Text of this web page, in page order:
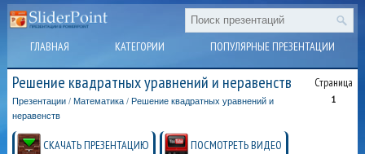
ГЛАВНАЯ КАТЕГОРИИ ПОПУЛЯРНЫЕ ПРЕЗЕНТАЦИИ
Решение квадратных уравнений и неравенств Страница
1
Презентации / Математика / Решение квадратных уравнений и
неравенств
СКАЧАТЬ ПРЕЗЕНТАЦИЮ ПОСМОТРЕТЬ ВИДЕО